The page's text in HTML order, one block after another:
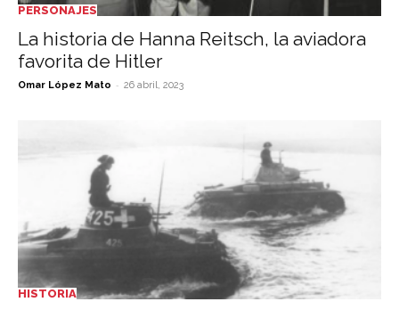
PERSONAJES
La historia de Hanna Reitsch, la aviadora
favorita de Hitler
Omar López Mato - 26 abril, 2023
HISTORIA